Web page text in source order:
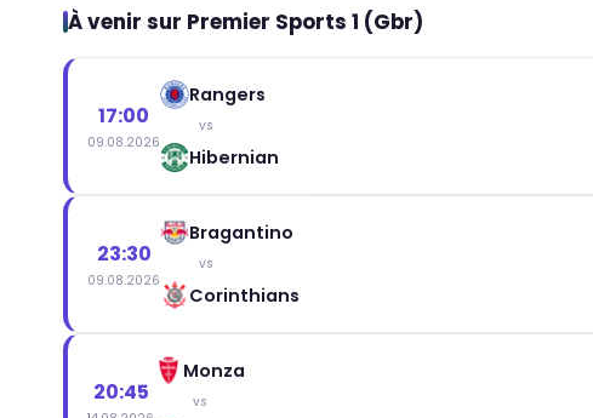
À venir sur Premier Sports 1 (Gbr)
17:00
09.08.2026
Rangers
vs
Hibernian
23:30
09.08.2026
Bragantino
vs
Corinthians
20:45
Monza
vs